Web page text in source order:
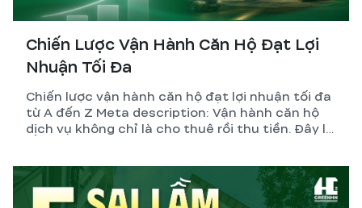
Chiến Lược Vận Hành Căn Hộ Đạt Lợi
Nhuận Tối Đa
Chiến lược vận hành căn hộ đạt lợi nhuận tối đa
từ A đến Z Meta description: Vận hành căn hộ
dịch vụ không chỉ là cho thuê rồi thu tiền. Đây là
dòng tiền. GreenHN chia sẻ chiến lược thực tế
giúp chủ đầu tư đạt lợi nhuận bền vững.